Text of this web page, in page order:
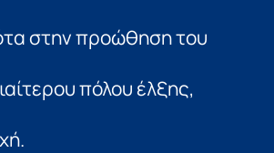
στην προώθηση του
πόλου έλξης,